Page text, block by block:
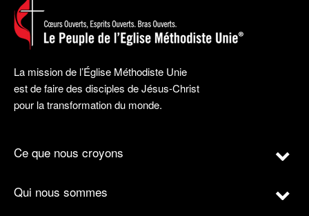
La mission de l’Église Méthodiste Unie
est de faire des disciples de Jésus-Christ
pour la transformation du monde.
Ce que nous croyons
Qui nous sommes